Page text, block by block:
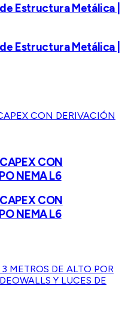
Estructura Metálica |
Estructura Metálica |
CON
NEMA L6
CON
NEMA L6